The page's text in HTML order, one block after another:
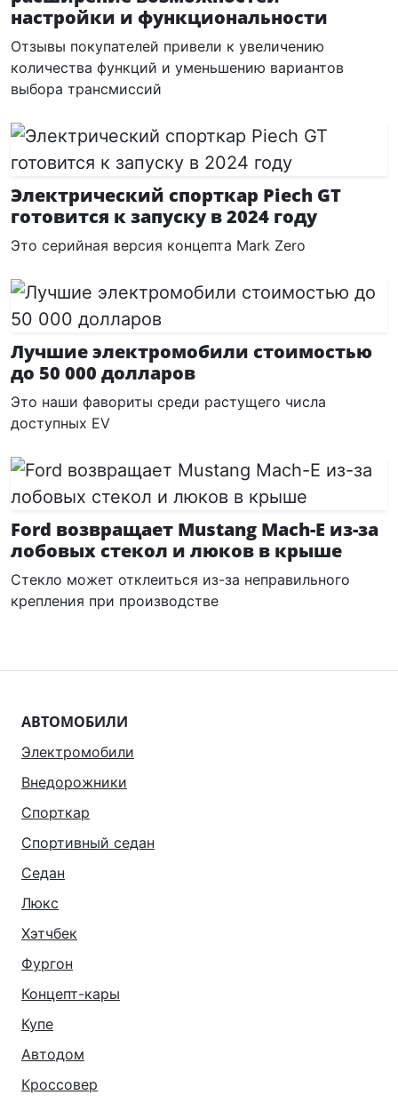
настройки и функциональности
Отзывы покупателей привели к увеличению
количества функций и уменьшению вариантов
выбора трансмиссий
Электрический спорткар Piech GT
готовится к запуску в 2024 году
Это серийная версия концепта Mark Zero
Лучшие электромобили стоимостью
до 50 000 долларов
Это наши фавориты среди растущего числа
доступных EV
Ford возвращает Mustang Mach-E из-за
лобовых стекол и люков в крыше
Стекло может отклеиться из-за неправильного
крепления при производстве
АВТОМОБИЛИ
Электромобили
Внедорожники
Спорткар
Спортивный седан
Седан
Люкс
Хэтчбек
Фургон
Концепт-кары
Купе
Автодом
Кроссовер